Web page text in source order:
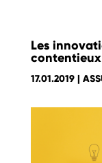
Les
contentieux
17.01.2019|